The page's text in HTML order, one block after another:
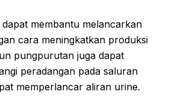
membantu melancarkan
cara meningkatkan produksi
pungpurutan juga dapat
peradangan pada saluran
memperlancar aliran urine.